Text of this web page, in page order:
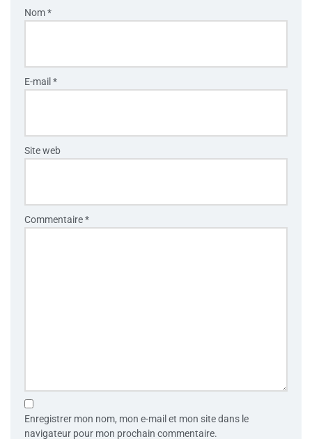
Nom*
E-mail *
Site web
Commentaire*
Enregistrer mon nom, mon e-mail et mon site dans le
navigateur pour mon prochain commentaire.